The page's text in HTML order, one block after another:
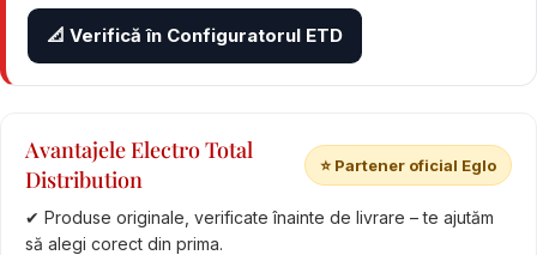
📐 Verifică în Configuratorul ETD
Avantajele Electro Total
Distribution
⭐ Partener oficial Eglo
✔ Produse originale, verificate înainte de livrare – te ajutăm
să alegi corect din prima.